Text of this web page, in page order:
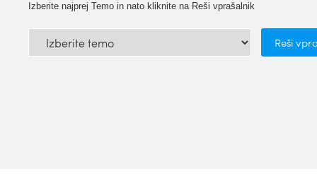
Izberite najprej Temo in nato kliknite na Reši vprašalnik